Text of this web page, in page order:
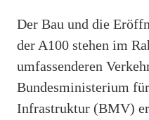
Der Bau und die
der A100 stehen im
umfassenderen
Bundesministerium
Infrastruktur (BMV)